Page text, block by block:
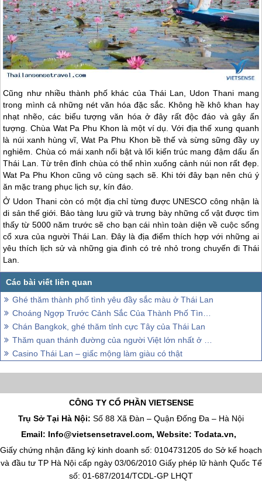
Cũng như nhiều thành phố khác của Thái Lan , Udon Thani mang
trong mình cả những nét văn hóa đặc sắc. Không hề khô khan hay
nhạt nhẽo, các biểu tượng văn hóa ở đây rất độc đáo và gây ấn
tượng. Chùa Wat Pa Phu Khon là một ví dụ. Với địa thế xung quanh
là núi xanh hùng vĩ, Wat Pa Phu Khon bề thế và sừng sững đầy uy
nghiêm. Chùa có mái xanh nổi bật và lối kiến trúc mang đậm dấu ấn
Thái Lan . Từ trên đỉnh chùa có thể nhìn xuống cảnh núi non rất đẹp.
Wat Pa Phu Khon cũng vô cùng sạch sẽ. Khi tới đây bạn nên chú ý
ăn mặc trang phục lịch sự, kín đáo.
Ở Udon Thani còn có một địa chỉ từng được UNESCO công nhận là
di sản thế giới. Bảo tàng lưu giữ và trưng bày những cổ vật được tìm
thấy từ 5000 năm trước sẽ cho bạn cái nhìn toàn diện về cuộc sống
cổ xưa của ngườiThái Lan . Đây là địa điểm thích hợp với những ai
yêu thích lịch sử và những gia đình có trẻ nhỏ trong chuyến đi Thái
Lan
Ghé thăm thành phố tình yêu đầy sắc màu ở Thái Lan
Choáng Ngợp Trước Cảnh Sắc Của Thành Phố Tình Yêu Mimosa Ở Pattaya
Chán Bangkok, ghé thăm tỉnh cực Tây của Thái Lan
Thăm quan thánh đường của người Việt lớn nhất ở Thái Lan
Casino Thái Lan – giấc mộng làm giàu có thật
CÔNG TY CỔ PHẦN VIETSENSE
Trụ Sở Tại Hà Nội: Số 88 Xã Đàn – Quận Đống Đa – Hà Nội
Email: Info@vietsensetravel.com, Website: Todata.vn,
Giấy chứng nhận đăng ký kinh doanh số: 0104731205 do Sở kế hoạch
và đầu tư TP Hà Nội cấp ngày 03/06/2010 Giấy phép lữ hành Quốc Tế
số: 01-687/2014/TCDL-GP LHQT